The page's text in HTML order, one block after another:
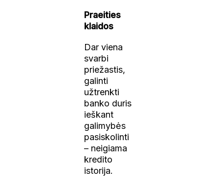
Praeities
klaidos
Dar viena
svarbi
priežastis,
galinti
užtrenkti
banko duris
ieškant
galimybės
pasiskolinti
– neigiama
kredito
istorija.